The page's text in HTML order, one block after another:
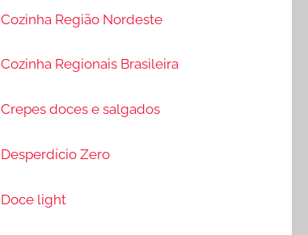
Cozinha Região Nordeste
Cozinha Regionais Brasileira
Crepes doces e salgados
Desperdício Zero
Doce light